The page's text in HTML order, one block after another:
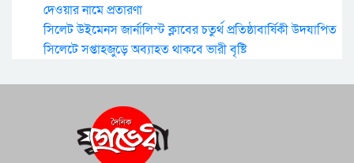
দেওয়ার নামে প্রতারণা
সিলেট উইমেনস জার্নালিস্ট ক্লাবের চতুর্থ প্রতিষ্ঠাবার্ষিকী উদযাপিত
সিলেটে সপ্তাহজুড়ে অব্যাহত থাকবে ভারী বৃষ্টি